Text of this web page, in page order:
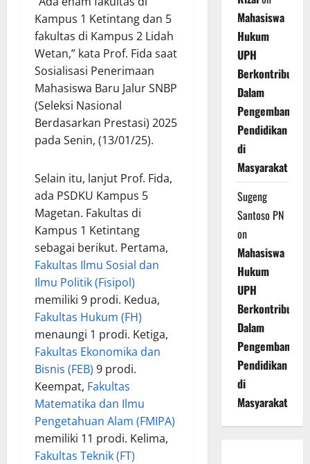
Kampus 1 Ketintang dan 5
fakultas di Kampus 2 Lidah
Wetan,” kata Prof. Fida saat
Sosialisasi Penerimaan
Mahasiswa Baru Jalur SNBP
(Seleksi Nasional
Berdasarkan Prestasi) 2025
pada Senin, (13/01/25).
Selain itu, lanjut Prof. Fida,
ada PSDKU Kampus 5
Magetan. Fakultas di
Kampus 1 Ketintang
sebagai berikut. Pertama,
Fakultas Ilmu Sosial dan
Ilmu Politik (Fisipol)
memiliki 9 prodi. Kedua,
Fakultas Hukum (FH)
menaungi 1 prodi. Ketiga,
Fakultas Ekonomika dan
Bisnis (FEB) 9 prodi.
Keempat, Fakultas
Matematika dan Ilmu
Pengetahuan Alam (FMIPA)
memiliki 11 prodi. Kelima,
Fakultas Teknik (FT)
Mahasiswa
Hukum
UPH
Berkontribusi
Dalam
Pengembangan
Pendidikan
di
Masyarakat
Sugeng
Santoso PN
on
Mahasiswa
Hukum
UPH
Berkontribusi
Dalam
Pengembangan
Pendidikan
di
Masyarakat